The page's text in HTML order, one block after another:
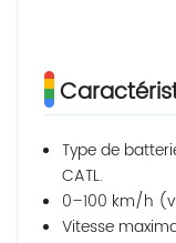
Type de
CATL.
0–100 km/h
Vitesse